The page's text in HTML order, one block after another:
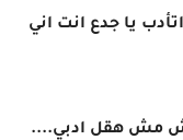
يا جدع انت اني
مش هقل ادبي....